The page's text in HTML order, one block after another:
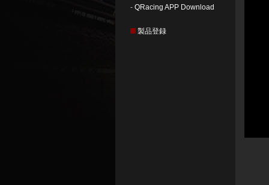
- QRacing APP Download
製品登録